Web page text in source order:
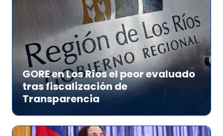
GORE en Los Ríos el peor evaluado
tras fiscalización de
Transparencia